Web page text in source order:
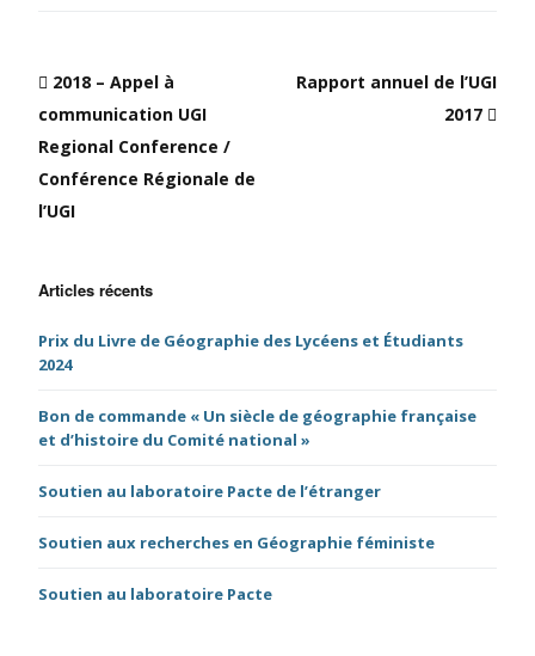
2018 – Appel à
communication UGI
Regional Conference /
Conférence Régionale de
l’UGI
Rapport annuel de l’UGI
2017
Articles récents
Prix du Livre de Géographie des Lycéens et Étudiants
2024
Bon de commande « Un siècle de géographie française
et d’histoire du Comité national »
Soutien au laboratoire Pacte de l’étranger
Soutien aux recherches en Géographie féministe
Soutien au laboratoire Pacte